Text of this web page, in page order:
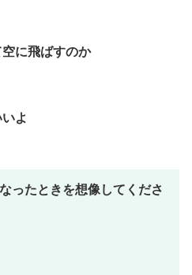
に飛ばすのか
よ
ったときを想像してくださ